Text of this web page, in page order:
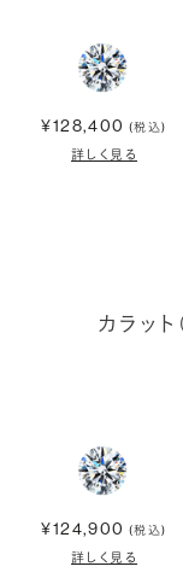
¥128,400 (税込)
詳しく見る
カラッ
¥124,900 (税込)
詳しく見る